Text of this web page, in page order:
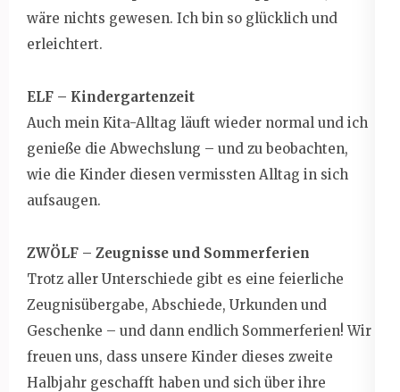
wäre nichts gewesen. Ich bin so glücklich und
erleichtert.
ELF – Kindergartenzeit
Auch mein Kita-Alltag läuft wieder normal und ich
genieße die Abwechslung – und zu beobachten,
wie die Kinder diesen vermissten Alltag in sich
aufsaugen.
ZWÖLF – Zeugnisse und Sommerferien
Trotz aller Unterschiede gibt es eine feierliche
Zeugnisübergabe, Abschiede, Urkunden und
Geschenke – und dann endlich Sommerferien! Wir
freuen uns, dass unsere Kinder dieses zweite
Halbjahr geschafft haben und sich über ihre